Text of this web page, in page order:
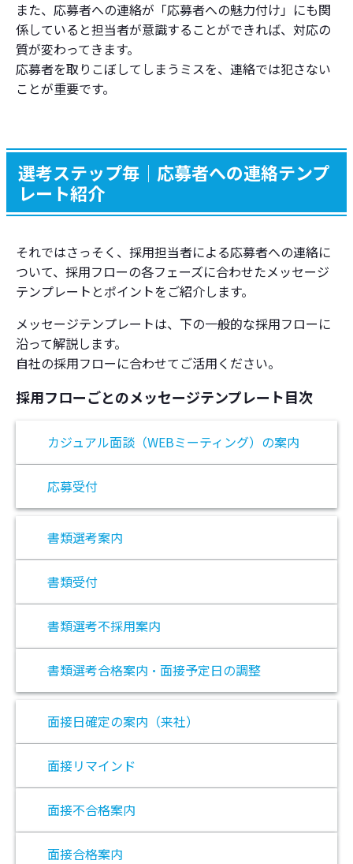
また、応募者への連絡が「応募者への魅力付け」にも関
係していると担当者が意識することができれば、対応の
質が変わってきます。
応募者を取りこぼしてしまうミスを、連絡では犯さない
ことが重要です。
選考ステップ毎│応募者への連絡テンプ
レート紹介
それではさっそく、採用担当者による応募者への連絡に
ついて、採用フローの各フェーズに合わせたメッセージ
テンプレートとポイントをご紹介します。
メッセージテンプレートは、下の一般的な採用フローに
沿って解説します。
自社の採用フローに合わせてご活用ください。
採用フローごとのメッセージテンプレート目次
カジュアル面談（WEBミーティング）の案内
応募受付
書類選考案内
書類受付
書類選考不採用案内
書類選考合格案内・面接予定日の調整
面接日確定の案内（来社）
面接リマインド
面接不合格案内
面接合格案内